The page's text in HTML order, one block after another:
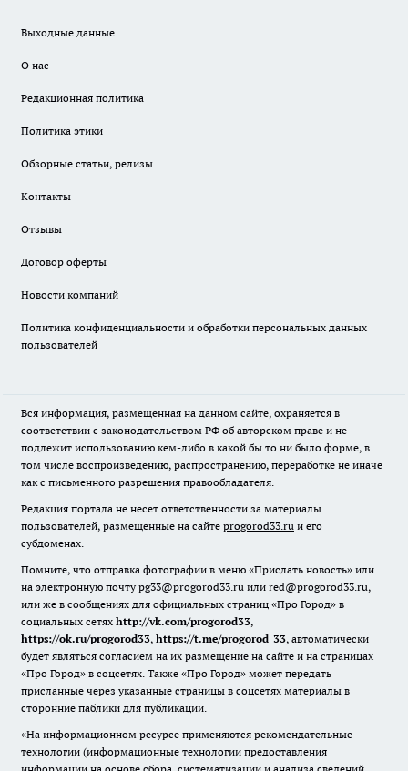
Выходные данные
О нас
Редакционная политика
Политика этики
Обзорные статьи, релизы
Контакты
Отзывы
Договор оферты
Новости компаний
Политика конфиденциальности и обработки персональных данных
пользователей
Вся информация, размещенная на данном сайте, охраняется в
соответствии с законодательством РФ об авторском праве и не
подлежит использованию кем-либо в какой бы то ни было форме, в
том числе воспроизведению, распространению, переработке не иначе
как с письменного разрешения правообладателя.
Редакция портала не несет ответственности за материалы
пользователей, размещенные на сайте progorod33.ru и его
субдоменах.
Помните, что отправка фотографии в меню «Прислать новость» или
на электронную почту pg33@progorod33.ru или red@progorod33.ru,
или же в сообщениях для официальных страниц «Про Город» в
социальных сетях http://vk.com/progorod33,
https://ok.ru/progorod33, https://t.me/progorod_33, автоматически
будет являться согласием на их размещение на сайте и на страницах
«Про Город» в соцсетях. Также «Про Город» может передать
присланные через указанные страницы в соцсетях материалы в
сторонние паблики для публикации.
«На информационном ресурсе применяются рекомендательные
технологии (информационные технологии предоставления